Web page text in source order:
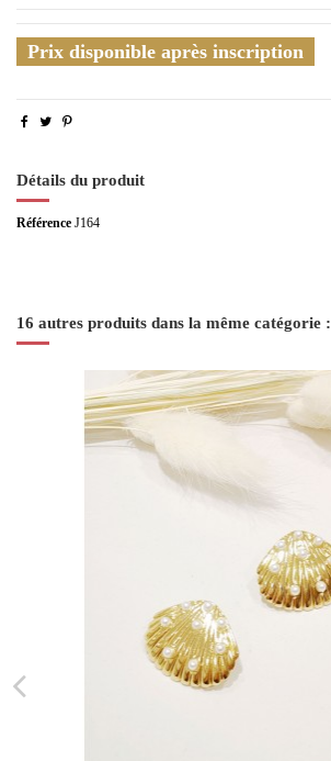
Prix disponible après inscription
Détails du produit
Référence J164
16 autres produits dans la même catégorie :